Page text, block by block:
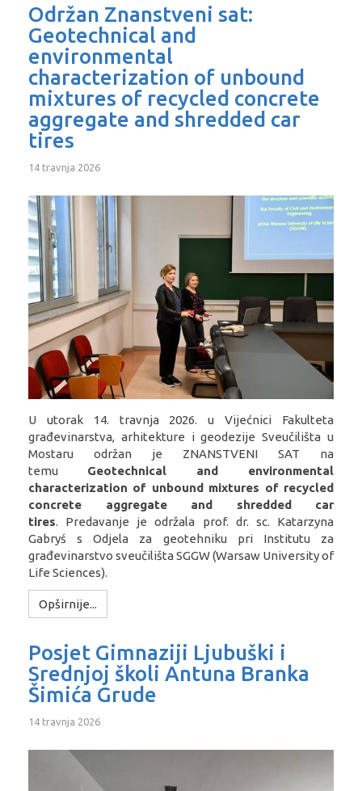
Održan Znanstveni sat:
Geotechnical and
environmental
characterization of unbound
mixtures of recycled concrete
aggregate and shredded car
tires
14 travnja 2026
U utorak 14. travnja 2026. u Vijećnici Fakulteta
građevinarstva, arhitekture i geodezije Sveučilišta u
Mostaru održan je ZNANSTVENI SAT na
temu Geotechnical and environmental
characterization of unbound mixtures of recycled
concrete aggregate and shredded car
tires. Predavanje je održala prof. dr. sc. Katarzyna
Gabryś s Odjela za geotehniku pri Institutu za
građevinarstvo sveučilišta SGGW (Warsaw University of
Life Sciences).
Opširnije...
Posjet Gimnaziji Ljubuški i
Srednjoj školi Antuna Branka
Šimića Grude
14 travnja 2026